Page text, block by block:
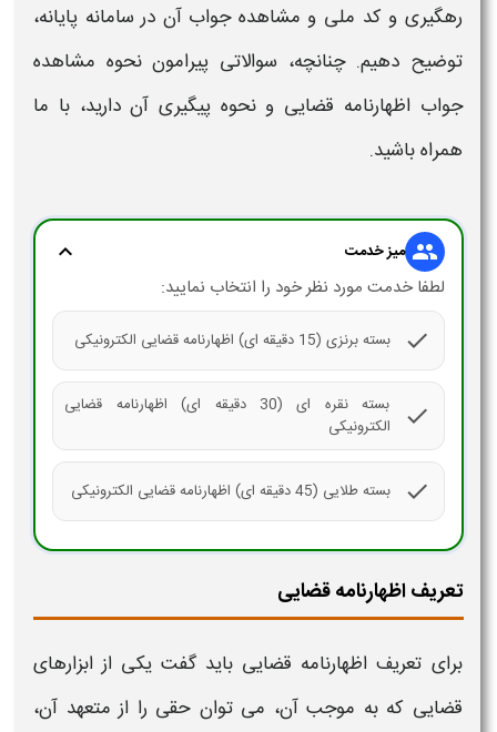
رهگیری و کد ملی و مشاهده جواب آن در سامانه پایانه،
توضیح دهیم. چنانچه، سوالاتی پیرامون نحوه مشاهده
جواب اظهارنامه قضایی و نحوه پیگیری آن دارید، با ما
همراه باشید.
group میز خدمت expand_more
لطفا خدمت مورد نظر خود را انتخاب نمایید:
check بسته برنزی (15 دقیقه ای) اظهارنامه قضایی الکترونیکی
check
بسته نقره ای (30 دقیقه ای) اظهارنامه قضایی
الکترونیکی
check بسته طلایی (45 دقیقه ای) اظهارنامه قضایی الکترونیکی
تعریف اظهارنامه قضایی
برای تعریف اظهارنامه قضایی باید گفت یکی از ابزارهای
قضایی که به موجب آن، می توان حقی را از متعهد آن،